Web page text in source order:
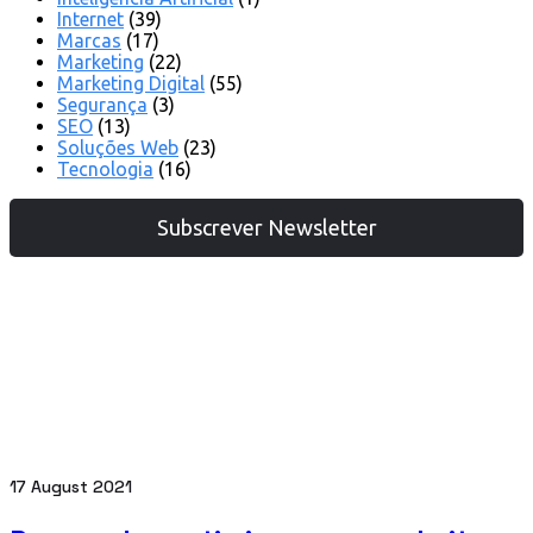
Internet (39)
Marcas (17)
Marketing (22)
Marketing Digital (55)
Segurança (3)
SEO (13)
Soluções Web (23)
Tecnologia (16)
Subscrever Newsletter
17 August 2021